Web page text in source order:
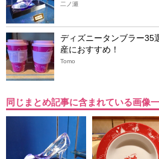
二ノ瀬
ディズニータンブラー35
産におすすめ！
Tomo
同じまとめ記事に含まれている画像